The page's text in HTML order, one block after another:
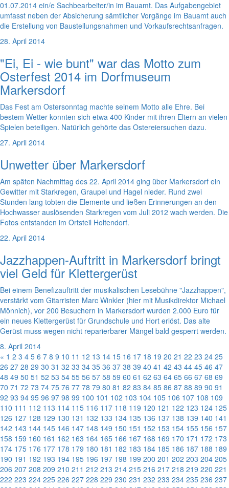
01.07.2014 ein/e Sachbearbeiter/in im Bauamt. Das Aufgabengebiet
umfasst neben der Absicherung sämtlicher Vorgänge im Bauamt auch
die Erstellung von Baustellungsnahmen und Vorkaufsrechtsanfragen.
28. April 2014
"Ei, Ei - wie bunt" war das Motto zum
Osterfest 2014 im Dorfmuseum
Markersdorf
Das Fest am Ostersonntag machte seinem Motto alle Ehre. Bei
bestem Wetter konnten sich etwa 400 Kinder mit ihren Eltern an vielen
Spielen beteiligen. Natürlich gehörte das Ostereiersuchen dazu.
27. April 2014
Unwetter über Markersdorf
Am späten Nachmittag des 22. April 2014 ging über Markersdorf ein
Gewitter mit Starkregen, Graupel und Hagel nieder. Rund zwei
Stunden lang tobten die Elemente und ließen Erinnerungen an den
Hochwasser auslösenden Starkregen vom Juli 2012 wach werden. Die
Fotos entstanden im Ortsteil Holtendorf.
22. April 2014
Jazzhappen-Auftritt in Markersdorf bringt
viel Geld für Klettergerüst
Bei einem Benefizauftritt der musikalischen Lesebühne "Jazzhappen",
verstärkt vom Gitarristen Marc Winkler (hier mit Musikdirektor Michael
Mönnich), vor 200 Besuchern in Markersdorf wurden 2.000 Euro für
ein neues Klettergerüst für Grundschule und Hort erlöst. Das alte
Gerüst muss wegen nicht reparierbarer Mängel bald gesperrt werden.
8. April 2014
« 1 2 3 4 5 6 7 8 9 10 11 12 13 14 15 16 17 18 19 20 21 22 23 24 25
26 27 28 29 30 31 32 33 34 35 36 37 38 39 40 41 42 43 44 45 46 47
48 49 50 51 52 53 54 55 56 57 58 59 60 61 62 63 64 65 66 67 68 69
70 71 72 73 74 75 76 77 78 79 80 81 82 83 84 85 86 87 88 89 90 91
92 93 94 95 96 97 98 99 100 101 102 103 104 105 106 107 108 109
110 111 112 113 114 115 116 117 118 119 120 121 122 123 124 125
126 127 128 129 130 131 132 133 134 135 136 137 138 139 140 141
142 143 144 145 146 147 148 149 150 151 152 153 154 155 156 157
158 159 160 161 162 163 164 165 166 167 168 169 170 171 172 173
174 175 176 177 178 179 180 181 182 183 184 185 186 187 188 189
190 191 192 193 194 195 196 197 198 199 200 201 202 203 204 205
206 207 208 209 210 211 212 213 214 215 216 217 218 219 220 221
222 223 224 225 226 227 228 229 230 231 232 233 234 235 236 237